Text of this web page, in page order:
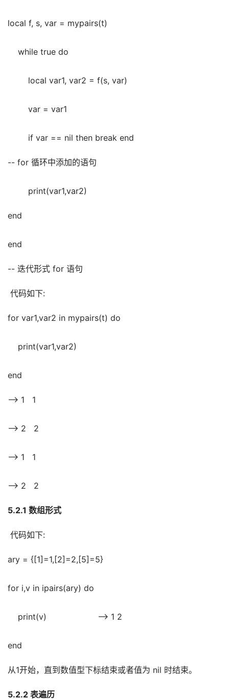
local f, s, var = mypairs(t)
while true do
local var1, var2 = f(s, var)
var = var1
if var == nil then break end
-- for 循环中添加的语句
print(var1,var2)
end
end
-- 迭代形式 for 语句
代码如下:
for var1,var2 in mypairs(t) do
print(var1,var2)
end
--> 1   1
--> 2   2
--> 1   1
--> 2   2
5.2.1 数组形式
代码如下:
ary = {[1]=1,[2]=2,[5]=5}
for i,v in ipairs(ary) do
print(v)                    --> 1 2
end
从1开始，直到数值型下标结束或者值为 nil 时结束。
5.2.2 表遍历